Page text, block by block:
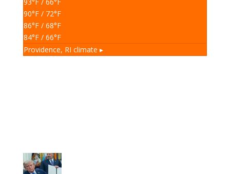
90°F/ 72°F
86°F/ 68°F
84°F/ 66°F
Providence, RI climate ▸